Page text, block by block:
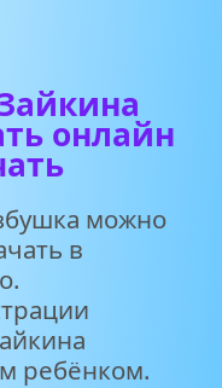
онлайн
можно
в
ребёнком.